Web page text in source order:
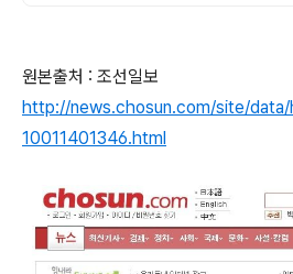
원본출처 : 조선일보
http://news.chosun.com/site/
10011401346.html